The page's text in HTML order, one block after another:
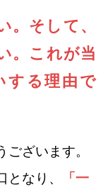
。 そして、
。 これが当
する理由で
ざいます。
なり、
「一